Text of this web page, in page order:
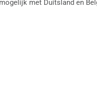
met Duitsland en